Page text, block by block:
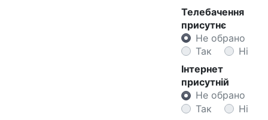
Телебачення
присутнє
Не обрано
Так
Ні
Інтернет
присутній
Не обрано
Так
Ні